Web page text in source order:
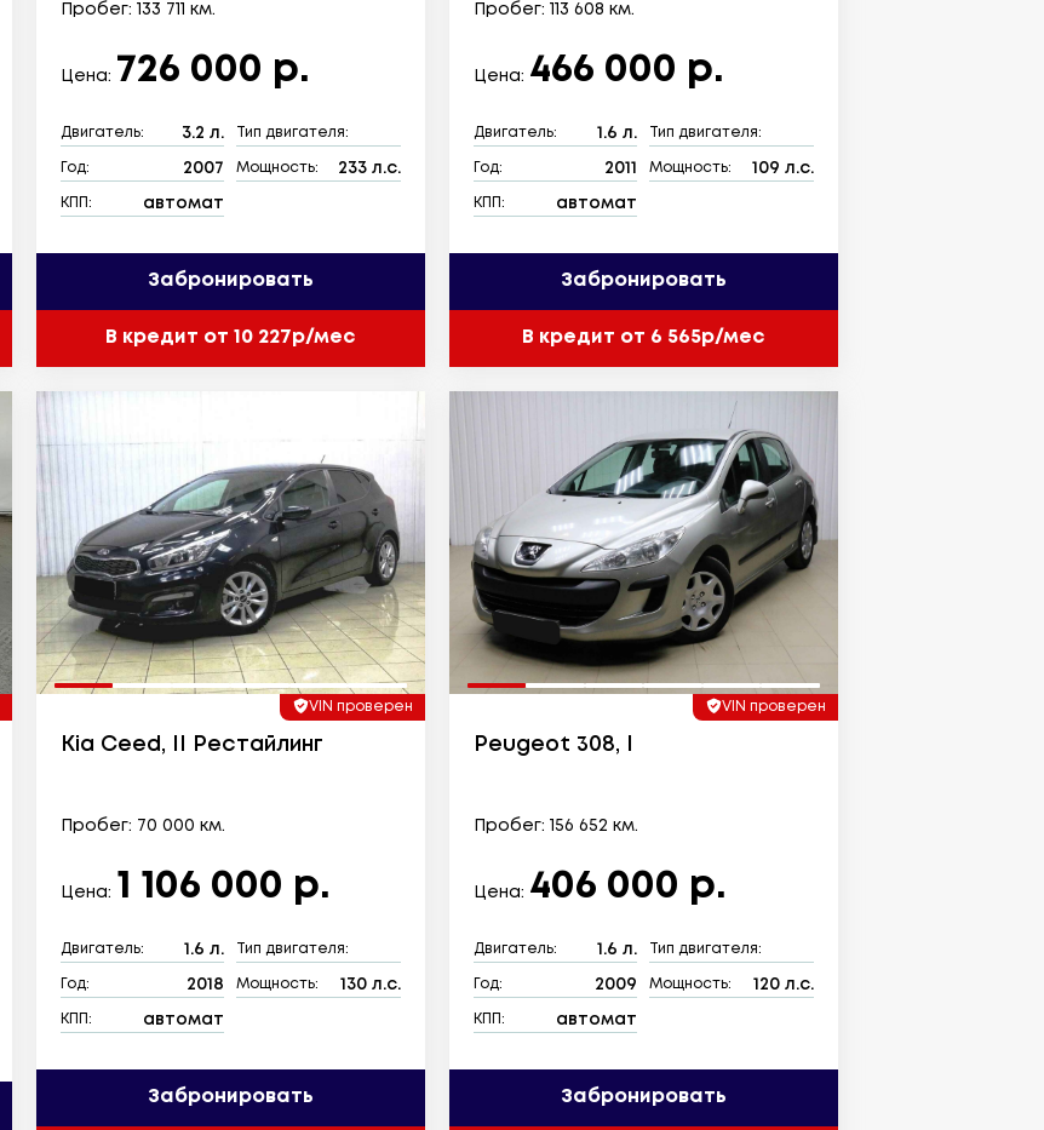
Пробег: 133 711 км.
Цена: 726 000 р.
Двигатель: 3.2 л. Тип двигателя:
Год: 2007 Мощность: 233 л.с.
КПП: автомат
Забронировать
В кредит от 10 227р/мес
Пробег: 113 608 км.
Цена: 466 000 р.
Двигатель: 1.6 л. Тип двигателя:
Год: 2011 Мощность: 109 л.с.
КПП: автомат
Забронировать
В кредит от 6 565р/мес
VIN проверен
Kia Ceed, II Рестайлинг
Пробег: 70 000 км.
Цена: 1 106 000 р.
Двигатель: 1.6 л. Тип двигателя:
Год: 2018 Мощность: 130 л.с.
КПП: автомат
Забронировать
VIN проверен
Peugeot 308, I
Пробег: 156 652 км.
Цена: 406 000 р.
Двигатель: 1.6 л. Тип двигателя:
Год: 2009 Мощность: 120 л.с.
КПП: автомат
Забронировать